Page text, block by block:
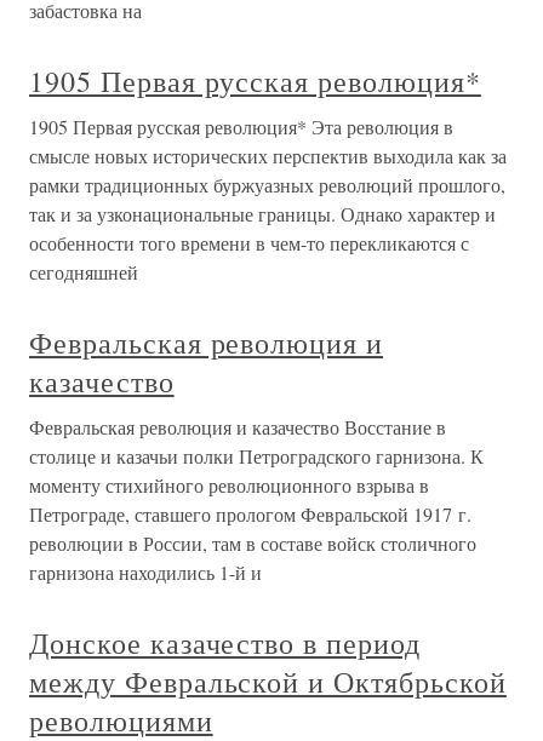
забастовка на
1905 Первая русская революция*
1905 Первая русская революция* Эта революция в
смысле новых исторических перспектив выходила как за
рамки традиционных буржуазных революций прошлого,
так и за узконациональные границы. Однако характер и
особенности того времени в чем-то перекликаются с
сегодняшней
Февральская революция и
казачество
Февральская революция и казачество Восстание в
столице и казачьи полки Петроградского гарнизона. К
моменту стихийного революционного взрыва в
Петрограде, ставшего прологом Февральской 1917 г.
революции в России, там в составе войск столичного
гарнизона находились 1-й и
Донское казачество в период
между Февральской и Октябрьской
революциями